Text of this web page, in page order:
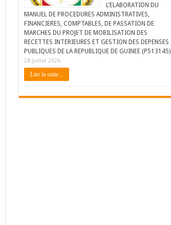
L’ELABORATION DU
MANUEL DE PROCEDURES ADMINISTRATIVES,
FINANCIERES, COMPTABLES, DE PASSATION DE
MARCHES DU PROJET DE MOBILISATION DES
RECETTES INTERIEURES ET GESTION DES DEPENSES
PUBLIQUES DE LA REPUBLIQUE DE GUINEE (P513145)
28 juillet 2026
Lire la suite...